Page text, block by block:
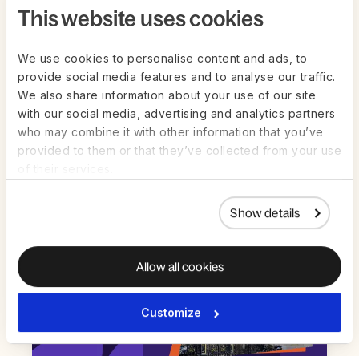
This website uses cookies
We use cookies to personalise content and ads, to
provide social media features and to analyse our traffic.
We also share information about your use of our site
with our social media, advertising and analytics partners
who may combine it with other information that you’ve
provided to them or that they’ve collected from your use
Show details
Allow all cookies
Customize
ON-DEMAND juin 26
Dans les coulisses d’une paie multi-pays
: le témoignage d’une experte
Regarder maintenant